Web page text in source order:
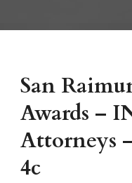
San
Awards –
Attorneys
4c